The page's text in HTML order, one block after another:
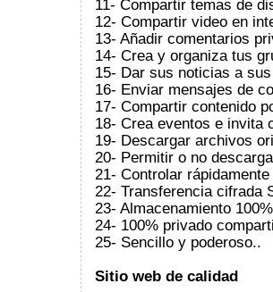
11- Compartir temas de
12- Compartir video en
13- Añadir comentarios
14- Crea y organiza tus
15- Dar sus noticias a
16- Enviar mensajes de
17- Compartir contenido
18- Crea eventos e invita
19- Descargar archivos
20- Permitir o no
21- Controlar
22- Transferencia cifrada
23- Almacenamiento
24- 100% privado
25- Sencillo y poderoso..
Sitio web de calidad